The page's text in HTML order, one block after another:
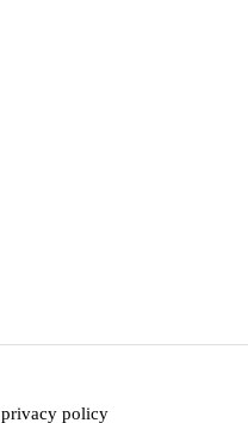
privacy policy